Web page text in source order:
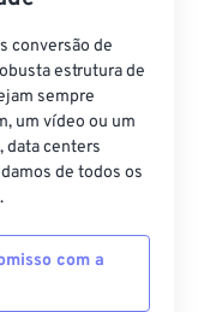
conversão de
estrutura de
sempre
um vídeo ou um
data centers
de todos os
com a